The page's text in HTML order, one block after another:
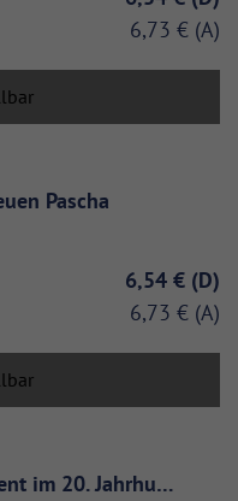
6,73 €
Pascha
6,54 €
6,73 €
im 20. Jahrhu…